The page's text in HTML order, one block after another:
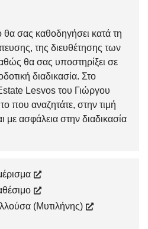
θα σας καθοδηγήσει κατά τη
της διευθέτησης των
θα σας υποστηρίξει σε
διαδικασία. Στο
Lesvos του Γιώργου
που αναζητάτε, στην τιμή
με ασφάλεια στην διαδικασία
(Μυτιλήνης)